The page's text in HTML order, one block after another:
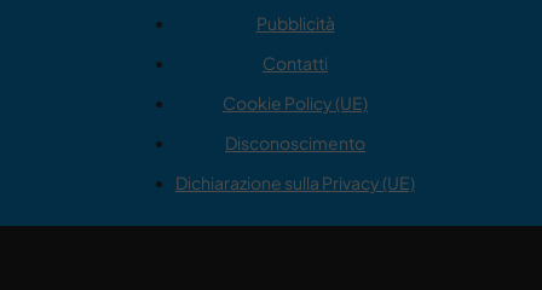
Pubblicità
Contatti
Cookie Policy (UE)
Disconoscimento
Dichiarazione sulla Privacy (UE)